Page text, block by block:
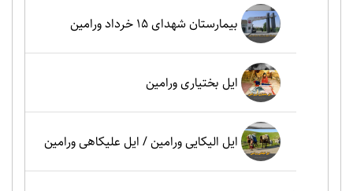
بیمارستان شهدای 15 خرداد ورامین
ایل بختیاری ورامین
ایل الیکایی ورامین / ایل علیکاهی ورامین